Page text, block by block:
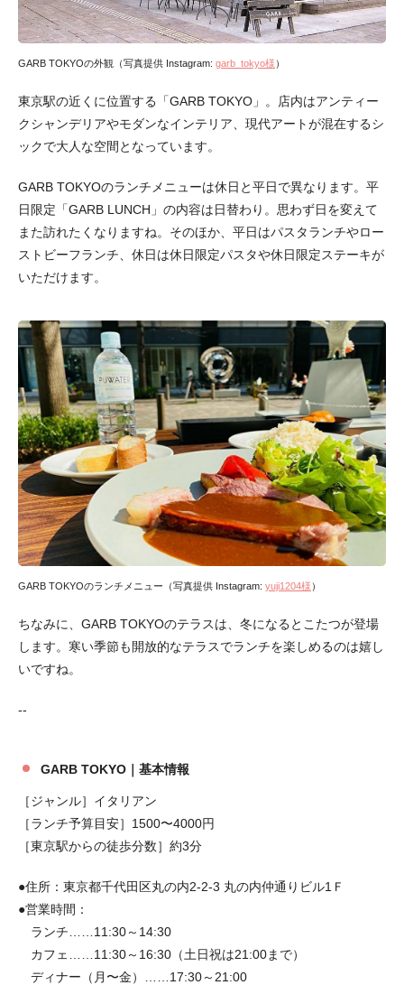
GARB TOKYOの外観（写真提供 Instagram: garb_tokyo様 ）
東京駅の近くに位置する「GARB TOKYO」。店内はアンティー
クシャンデリアやモダンなインテリア、現代アートが混在するシ
ックで大人な空間となっています。
GARB TOKYOのランチメニューは休日と平日で異なります。平
日限定「GARB LUNCH」の内容は日替わり。思わず日を変えて
また訪れたくなりますね。そのほか、平日はパスタランチやロー
ストビーフランチ、休日は休日限定パスタや休日限定ステーキが
いただけます。
GARB TOKYOのランチメニュー（写真提供 Instagram: yuji1204様 ）
ちなみに、GARB TOKYOのテラスは、冬になるとこたつが登場
します。寒い季節も開放的なテラスでランチを楽しめるのは嬉し
いですね。
--
GARB TOKYO｜基本情報
［ジャンル］イタリアン
［ランチ予算目安］1500〜4000円
［東京駅からの徒歩分数］約3分
●住所：東京都千代田区丸の内2-2-3 丸の内仲通りビル1Ｆ
●営業時間：
ランチ……11:30～14:30
カフェ……11:30～16:30（土日祝は21:00まで）
ディナー（月〜金）……17:30～21:00